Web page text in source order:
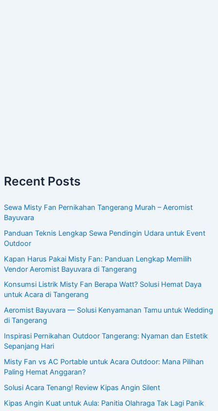
Recent Posts
Sewa Misty Fan Pernikahan Tangerang Murah – Aeromist
Bayuvara
Panduan Teknis Lengkap Sewa Pendingin Udara untuk Event
Outdoor
Kapan Harus Pakai Misty Fan: Panduan Lengkap Memilih
Vendor Aeromist Bayuvara di Tangerang
Konsumsi Listrik Misty Fan Berapa Watt? Solusi Hemat Daya
untuk Acara di Tangerang
Aeromist Bayuvara — Solusi Kenyamanan Tamu untuk Wedding
di Tangerang
Inspirasi Pernikahan Outdoor Tangerang: Nyaman dan Estetik
Sepanjang Hari
Misty Fan vs AC Portable untuk Acara Outdoor: Mana Pilihan
Paling Hemat Anggaran?
Solusi Acara Tenang! Review Kipas Angin Silent
Kipas Angin Kuat untuk Aula: Panitia Olahraga Tak Lagi Panik